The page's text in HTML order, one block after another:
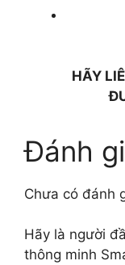
HÃY
Đánh
Chưa có đánh
Hãy là người
thông minh